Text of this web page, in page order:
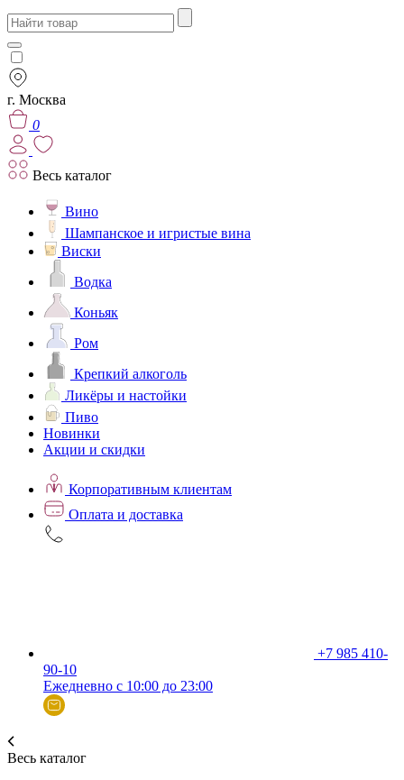
г. Москва
0
Весь каталог
Вино
Шампанское и игристые вина
Виски
Водка
Коньяк
Ром
Крепкий алкоголь
Ликёры и настойки
Пиво
Новинки
Акции и скидки
Корпоративным клиентам
Оплата и доставка
+7 985 410-
90-10
Ежедневно с 10:00 до 23:00
Весь каталог